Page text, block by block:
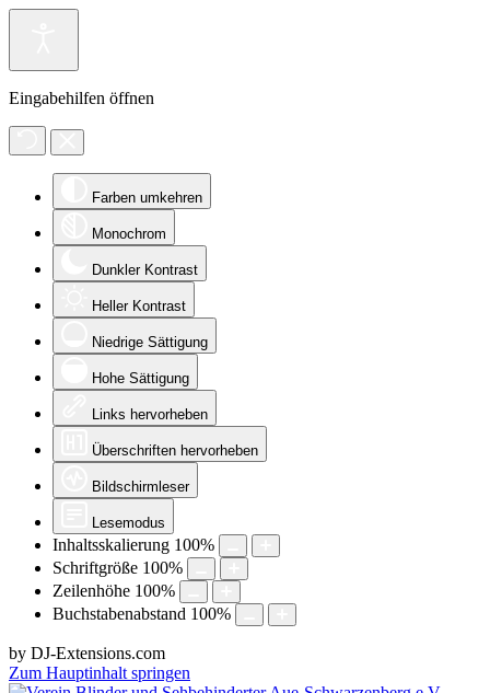
Eingabehilfen öffnen
Farben umkehren
Monochrom
Dunkler Kontrast
Heller Kontrast
Niedrige Sättigung
Hohe Sättigung
Links hervorheben
Überschriften hervorheben
Bildschirmleser
Lesemodus
Inhaltsskalierung 100%
Schriftgröße 100%
Zeilenhöhe 100%
Buchstabenabstand 100%
by DJ-Extensions.com
Zum Hauptinhalt springen